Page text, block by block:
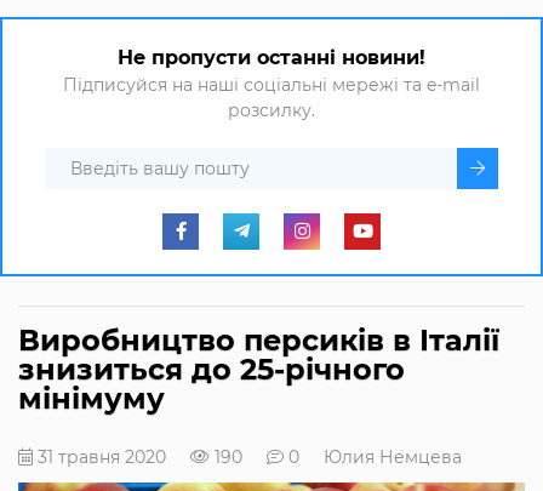
Не пропусти останні новини!
Підписуйся на наші соціальні мережі та e-mail
розсилку.
Виробництво персиків в Італії
знизиться до 25-річного
мінімуму
31 травня 2020 190 0 Юлия Немцева